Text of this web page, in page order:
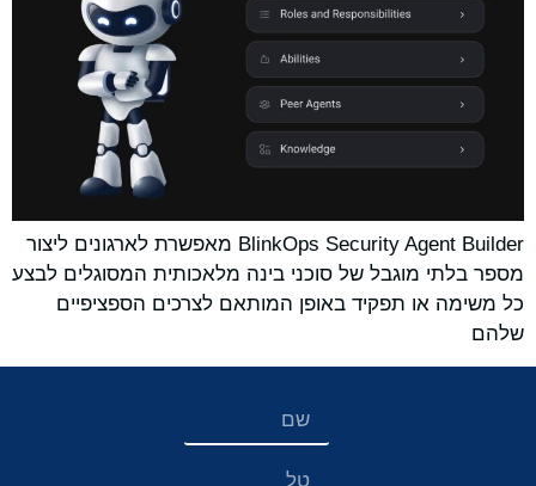
BlinkOps Security Agent Builder מאפשרת לארגונים ליצור
מספר בלתי מוגבל של סוכני בינה מלאכותית המסוגלים לבצע
כל משימה או תפקיד באופן המותאם לצרכים הספציפיים
שלהם